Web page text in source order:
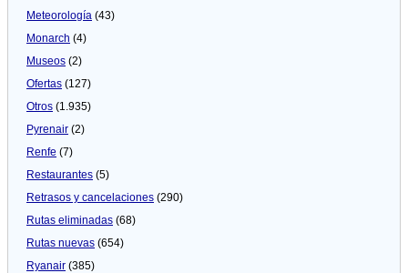
Meteorologí­a (43)
Monarch (4)
Museos (2)
Ofertas (127)
Otros (1.935)
Pyrenair (2)
Renfe (7)
Restaurantes (5)
Retrasos y cancelaciones (290)
Rutas eliminadas (68)
Rutas nuevas (654)
Ryanair (385)